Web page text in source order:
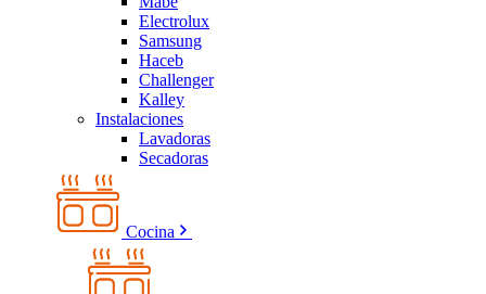
Electrolux
Samsung
Haceb
Challenger
Kalley
Instalaciones
Lavadoras
Secadoras
Cocina